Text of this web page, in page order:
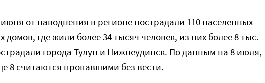
от наводнения в регионе пострадали 110 населенных
домов, где жили более 34 тысяч человек, из них более 8 тыс.
города Тулун и Нижнеудинск. По данным на 8 июля,
8 считаются пропавшими без вести.